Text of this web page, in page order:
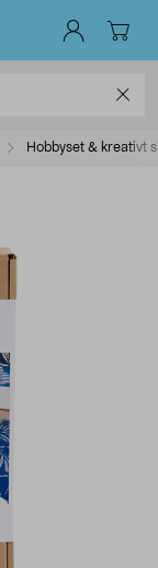
Hobbyset & kreativt